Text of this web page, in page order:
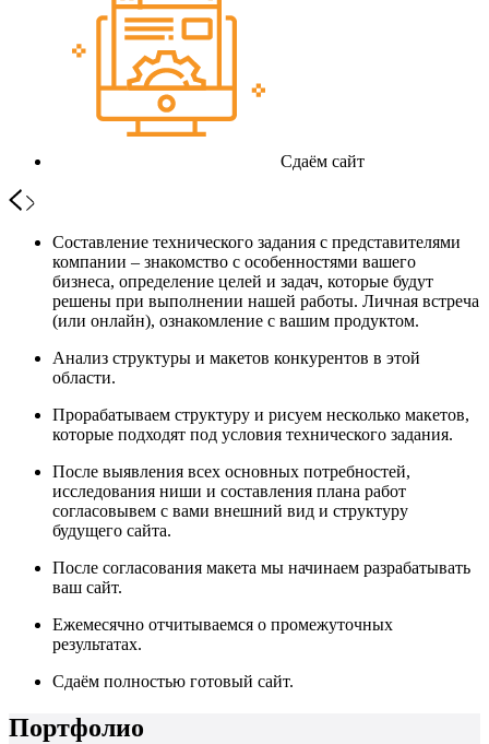
Сдаём сайт
Составление технического задания с представителями
компании – знакомство с особенностями вашего
бизнеса, определение целей и задач, которые будут
решены при выполнении нашей работы. Личная встреча
(или онлайн), ознакомление с вашим продуктом.
Анализ структуры и макетов конкурентов в этой
области.
Прорабатываем структуру и рисуем несколько макетов,
которые подходят под условия технического задания.
После выявления всех основных потребностей,
исследования ниши и составления плана работ
согласовывем с вами внешний вид и структуру
будущего сайта.
После согласования макета мы начинаем разрабатывать
ваш сайт.
Ежемесячно отчитываемся о промежуточных
результатах.
Сдаём полностью готовый сайт.
Портфолио